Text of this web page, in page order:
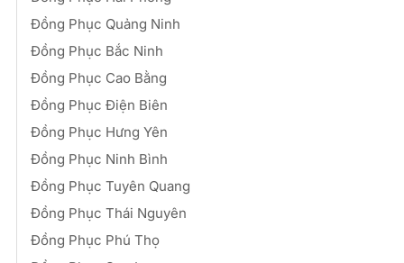
Đồng Phục Quảng Ninh
Đồng Phục Bắc Ninh
Đồng Phục Cao Bằng
Đồng Phục Điện Biên
Đồng Phục Hưng Yên
Đồng Phục Ninh Bình
Đồng Phục Tuyên Quang
Đồng Phục Thái Nguyên
Đồng Phục Phú Thọ